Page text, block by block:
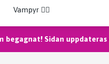
Vampyr 🧛‍♀️
Sidan